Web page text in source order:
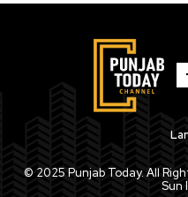
© 2025 Punjab Today. All
Sun